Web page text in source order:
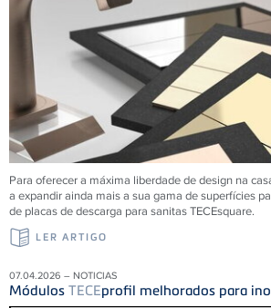
Para oferecer a máxima liberdade de design na
a expandir ainda mais a sua gama de superfícies
de placas de descarga para sanitas TECEsquare.
LER ARTIGO
07.04.2026 – NOTICIAS
Módulos TECEprofil melhorados para